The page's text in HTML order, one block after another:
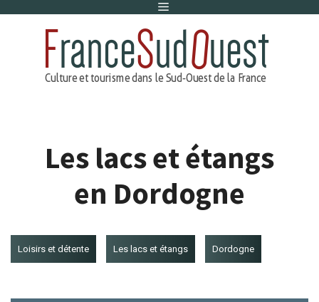
Menu
Les lacs et étangs
en Dordogne
Loisirs et détente Les lacs et étangs Dordogne